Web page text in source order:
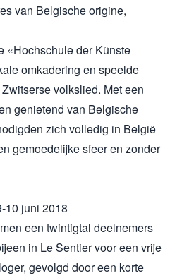
van Belgische origine,
«Hochschule der Künste
omkadering en speelde
volkslied. Met een
genietend van Belgische
zich volledig in België
gemoedelijke sfeer en zonder
10 juni 2018
een twintigtal deelnemers
in Le Sentier voor een vrije
gevolgd door een korte